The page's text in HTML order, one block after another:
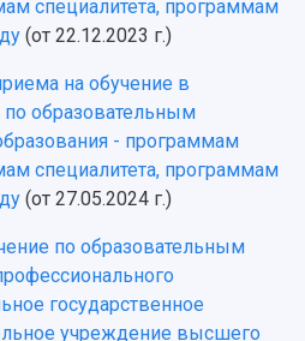
специалитета, программам
(от 22.12.2023 г.)
на обучение в
по образовательным
- программам
специалитета, программам
(от 27.05.2024 г.)
по образовательным
государственное
учреждение высшего